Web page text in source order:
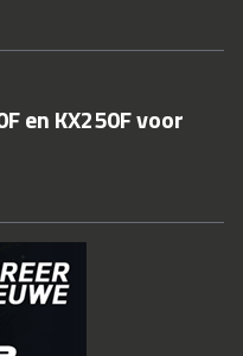
en KX250F voor